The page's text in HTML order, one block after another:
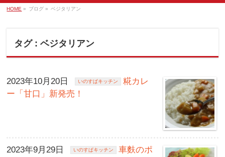
HOME » ブログ » ベジタリアン
タグ : ベジタリアン
2023年10月20日 いのすぱキッチン
糀カレ
ー「甘口」新発売！
2023年9月29日 いのすぱキッチン
車麩のポ